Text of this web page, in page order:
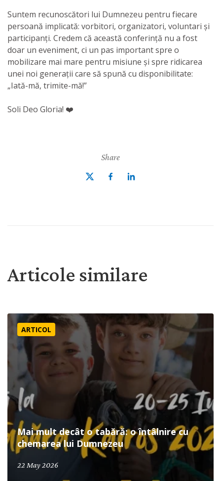
Suntem recunoscători lui Dumnezeu pentru fiecare
persoană implicată: vorbitori, organizatori, voluntari și
participanți. Credem că această conferință nu a fost
doar un eveniment, ci un pas important spre o
mobilizare mai mare pentru misiune și spre ridicarea
unei noi generații care să spună cu disponibilitate:
„Iată-mă, trimite-mă!”
Soli Deo Gloria! ❤️
Share
Articole similare
Mai mult decât o tabără: o întâlnire cu chemarea lui
Mai mult decât o tabără: o întâlnire cu
chemarea lui Dumnezeu
ARTICOL
22 May 2026May 22, 2026